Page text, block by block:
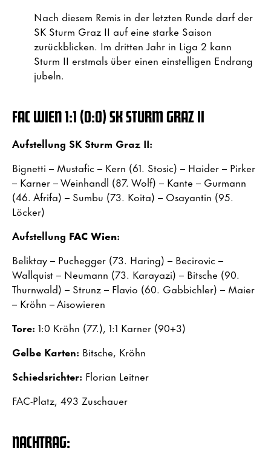
Nach diesem Remis in der letzten Runde darf der
SK Sturm Graz II auf eine starke Saison
zurückblicken. Im dritten Jahr in Liga 2 kann
Sturm II erstmals über einen einstelligen Endrang
jubeln.
FAC WIEN1:1 (0:0) SK STURM GRAZ II
Aufstellung SK Sturm Graz II:
Bignetti – Mustafic – Kern (61. Stosic) – Haider – Pirker
– Karner – Weinhandl (87. Wolf) – Kante – Gurmann
(46. Afrifa) – Sumbu (73. Koita) – Osayantin (95.
Löcker)
Aufstellung FAC Wien:
Beliktay – Puchegger (73. Haring) – Becirovic –
Wallquist – Neumann (73. Karayazi) – Bitsche (90.
Thurnwald) – Strunz – Flavio (60. Gabbichler) – Maier
– Kröhn – Aisowieren
Tore: 1:0 Kröhn (77.), 1:1 Karner (90+3)
Gelbe Karten: Bitsche, Kröhn
Schiedsrichter: Florian Leitner
FAC-Platz, 493 Zuschauer
NACHTRAG: